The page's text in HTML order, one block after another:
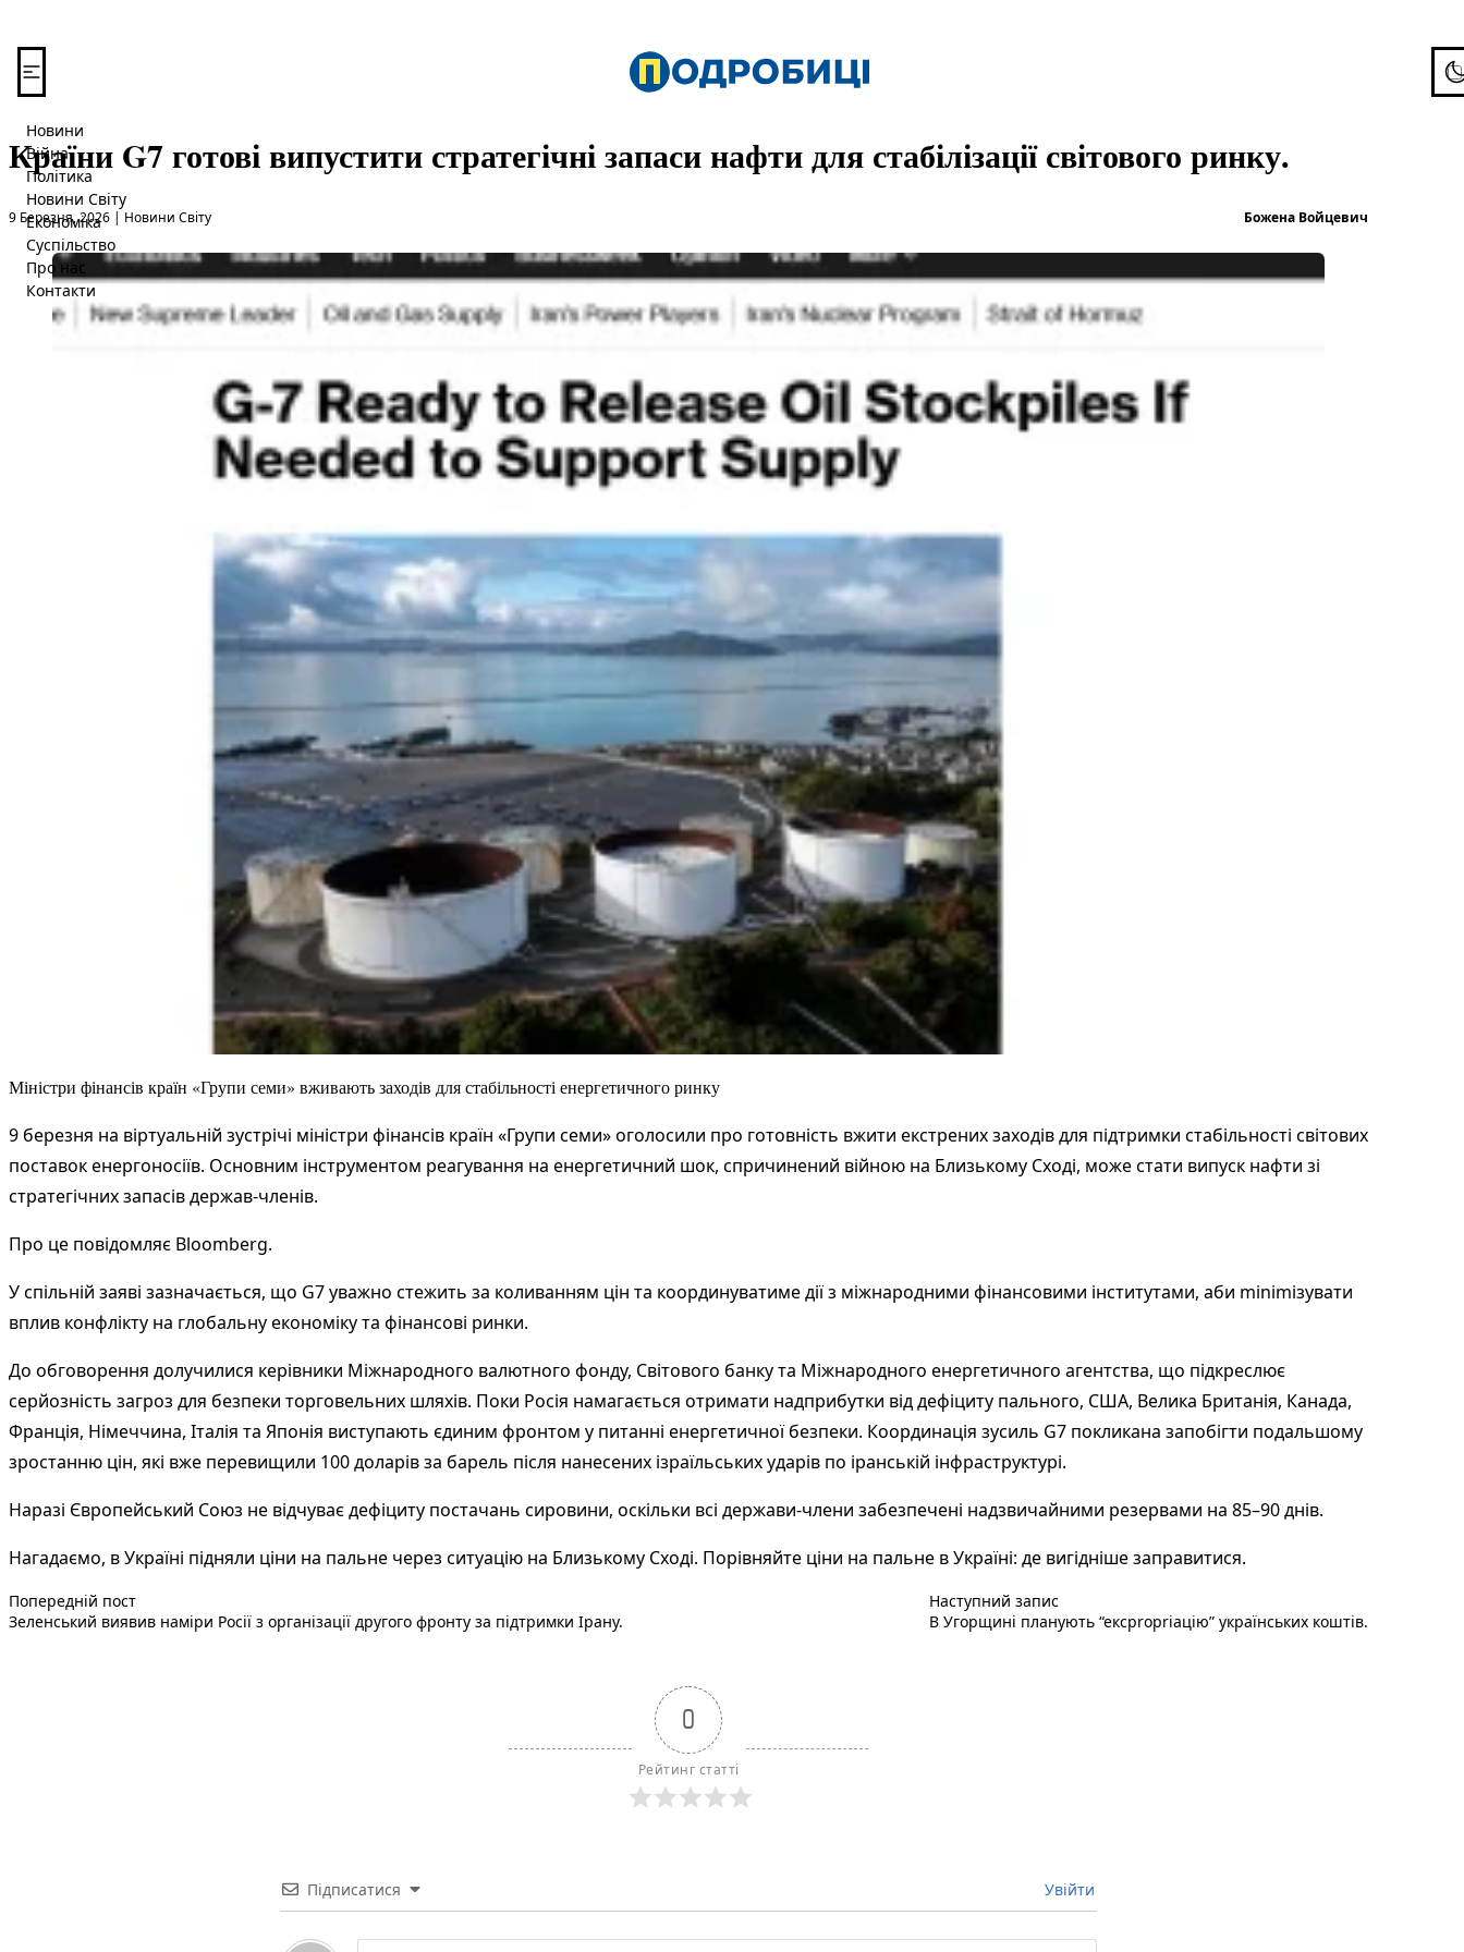
Новини
Війна
Політика
Новини Світу
Економіка
Суспільство
Про нас
Контакти
Країни G7 готові випустити стратегічні запаси нафти для стабілізації світового ринку.
9 Березня, 2026 |
Опубліковано вНовини Світу Божена Войцевич
Міністри фінансів країн «Групи семи» вживають заходів для стабільності енергетичного ринку
9 березня на віртуальній зустрічі міністри фінансів країн «Групи семи» оголосили про готовність вжити екстрених заходів для підтримки стабільності світових
поставок енергоносіїв. Основним інструментом реагування на енергетичний шок, спричинений війною на Близькому Сході, може стати випуск нафти зі
стратегічних запасів держав-членів.
Про це повідомляє Bloomberg.
У спільній заяві зазначається, що G7 уважно стежить за коливанням цін та координуватиме дії з міжнародними фінансовими інститутами, аби minimізувати
вплив конфлікту на глобальну економіку та фінансові ринки.
До обговорення долучилися керівники Міжнародного валютного фонду, Світового банку та Міжнародного енергетичного агентства, що підкреслює
серйозність загроз для безпеки торговельних шляхів. Поки Росія намагається отримати надприбутки від дефіциту пального, США, Велика Британія, Канада,
Франція, Німеччина, Італія та Японія виступають єдиним фронтом у питанні енергетичної безпеки. Координація зусиль G7 покликана запобігти подальшому
зростанню цін, які вже перевищили 100 доларів за барель після нанесених ізраїльських ударів по іранській інфраструктурі.
Наразі Європейський Союз не відчуває дефіциту постачань сировини, оскільки всі держави-члени забезпечені надзвичайними резервами на 85–90 днів.
Нагадаємо, в Україні підняли ціни на пальне через ситуацію на Близькому Сході. Порівняйте ціни на пальне в Україні: де вигідніше заправитися.
Навігація
записів
Попередній постПопередній запис:
Зеленський виявив наміри Росії з організації другого фронту за підтримки Ірану.
Наступний записНаступний пост :
В Угорщині планують “ексproprіацію” українських коштів.
0
Рейтинг статті
Підписатися Увійти